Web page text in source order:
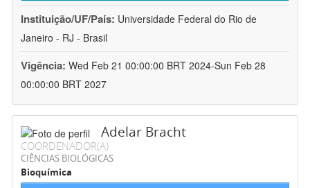
Instituição/UF/País: Universidade Federal do Rio de
Janeiro - RJ - Brasil
Vigência: Wed Feb 21 00:00:00 BRT 2024-Sun Feb 28
00:00:00 BRT 2027
Adelar Bracht
COORDENADOR(A)
CIÊNCIAS BIOLÓGICAS
Bioquímica